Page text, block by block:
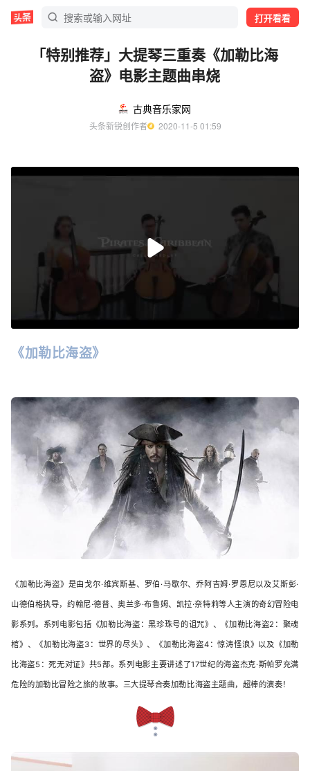
打开看看
「特别推荐」大提琴三重奏《加勒比海
盗》电影主题曲串烧
古典音乐家网
头条新锐创作者
  2020-11-5 01:59
《加勒比海盗》
《加勒比海盗》是由戈尔·维宾斯基、罗伯·马歇尔、乔阿吉姆·罗恩尼以及艾斯彭·
山德伯格执导，约翰尼·德普、奥兰多·布鲁姆、凯拉·奈特莉等人主演的奇幻冒险电
影系列。系列电影包括《加勒比海盗：黑珍珠号的诅咒》、《加勒比海盗2：聚魂
棺》、《加勒比海盗3：世界的尽头》、《加勒比海盗4：惊涛怪浪》以及《加勒
比海盗5：死无对证》共5部。系列电影主要讲述了17世纪的海盗杰克·斯帕罗充满
危险的加勒比冒险之旅的故事。三大提琴合奏加勒比海盗主题曲，超棒的演奏！